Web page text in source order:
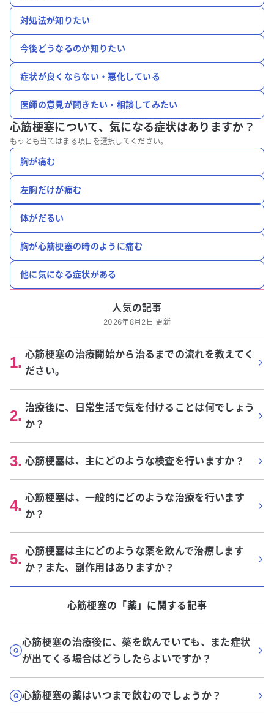
対処法が知りたい
今後どうなるのか知りたい
症状が良くならない・悪化している
医師の意見が聞きたい・相談してみたい
心筋梗塞について、 気になる症状はありますか？
もっとも当てはまる項目を選択してください。
胸が痛む
左胸だけが痛む
体がだるい
胸が心筋梗塞の時のように痛む
他に気になる症状がある
人気の記事
2026年8月2日 更新
1. 心筋梗塞の治療開始から治るまでの流れを教えてく
ださい。
2. 治療後に、日常生活で気を付けることは何でしょう
か？
3. 心筋梗塞は、主にどのような検査を行いますか？
4. 心筋梗塞は、一般的にどのような治療を行います
か？
5. 心筋梗塞は主にどのような薬を飲んで治療します
か？また、副作用はありますか？
心筋梗塞の「薬」に関する記事
心筋梗塞の治療後に、薬を飲んでいても、また症状
が出てくる場合はどうしたらよいですか？
心筋梗塞の薬はいつまで飲むのでしょうか？